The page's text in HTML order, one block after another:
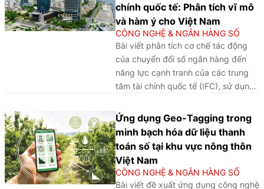
chính quốc tế: Phân tích vĩ mô
và hàm ý cho Việt Nam
CÔNG NGHỆ & NGÂN HÀNG SỐ
Bài viết phân tích cơ chế tác động
của chuyển đổi số ngân hàng đến
năng lực cạnh tranh của các trung
tâm tài chính quốc tế (IFC), sử dụng
tính (QCA) trên một số trường hợp tại
châu Á - Thái Bình Dương là
Singapore, Hồng Kông, Tokyo,
Thượng Hải, Seoul và Sydney. Khung
phân tích nhận diện ba yếu tố cốt lõi:
Hạ tầng và năng suất hệ thống; đổi
Ứng dụng Geo-Tagging trong
minh bạch hóa dữ liệu thanh
toán số tại khu vực nông thôn
Việt Nam
CÔNG NGHỆ & NGÂN HÀNG SỐ
Bài viết đề xuất ứng dụng công nghệ